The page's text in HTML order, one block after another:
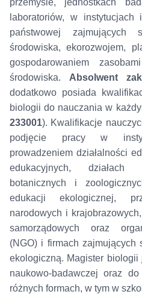
laboratoriów, w instytucjach
państwowej
środowiska, ekorozwojem,
gospodarowaniem
środowiska. Absolwent
dodatkowo posiada
biologii do nauczania w
233001). Kwalifikacje
podjęcie pracy w
prowadzeniem działalności
edukacyjnych, działach
botanicznych i
edukacji ekologicznej,
narodowych i
samorządowych oraz
(NGO) i firmach zajmujących
ekologiczną. Magister
naukowo-badawczej oraz
różnych formach, w tym w